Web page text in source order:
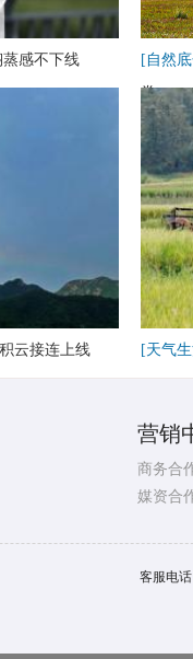
感不下线
[自然
卷
云接连上线 [天气
营销
商务合
媒资合
客服电